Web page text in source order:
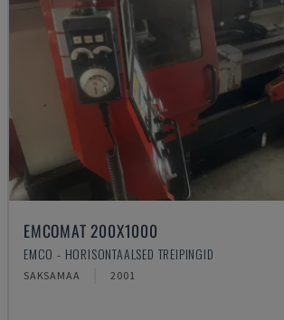
EMCOMAT 200X1000
EMCO - HORISONTAALSED TREIPINGID
SAKSAMAA 2001